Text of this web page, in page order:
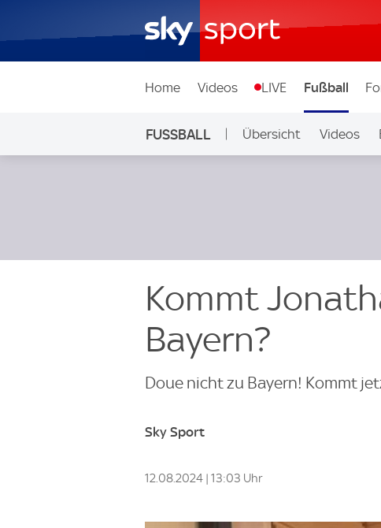
Home Videos LIVE Fußball
FUSSBALL Übersicht Videos
Kommt
Bayern?
Doue nicht zu Bayern! Kommt
Sky Sport
12.08.2024 | 13:03 Uhr